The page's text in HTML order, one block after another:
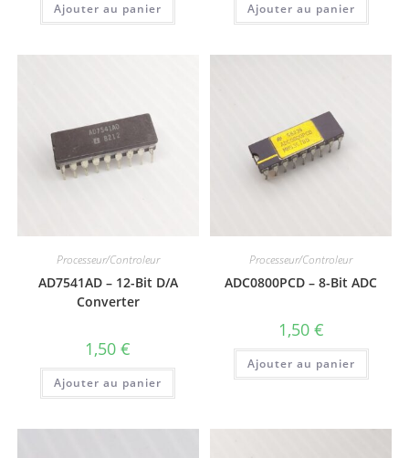
Ajouter au panier Ajouter au panier
Processeur/Controleur
AD7541AD – 12-Bit D/A
Converter
1,50€
Ajouter au panier
Processeur/Controleur
ADC0800PCD – 8-Bit ADC
1,50 €
Ajouter au panier